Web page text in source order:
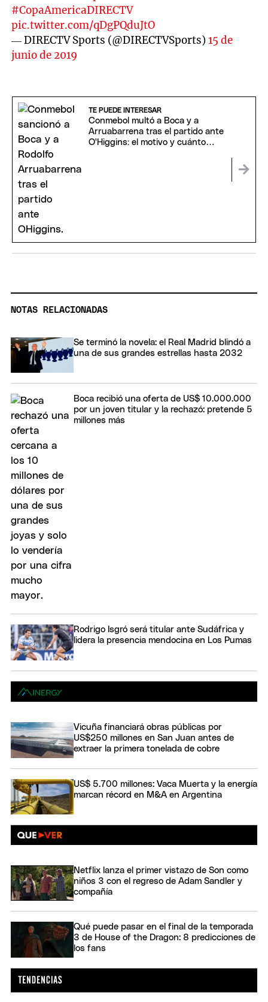
#CopaAmericaDIRECTV
pic.twitter.com/qDgPQduJtO
— DIRECTV Sports (@DIRECTVSports)15 de
junio de 2019
TE PUEDE INTERESAR
Conmebol multó a Boca y a
Arruabarrena tras el partido ante
O'Higgins: el motivo y cuánto
NOTAS RELACIONADAS
Se terminó la novela: el Real Madrid blindó a
una de sus grandes estrellas hasta 2032
Boca recibió una oferta de US$ 10.000.000
por un joven titular y la rechazó: pretende 5
millones más
Rodrigo Isgró será titular ante Sudáfrica y
lidera la presencia mendocina en Los Pumas
Vicuña financiará obras públicas por
US$250 millones en San Juan antes de
extraer la primera tonelada de cobre
US$ 5.700 millones: Vaca Muerta y la energía
marcan récord en M&A en Argentina
Netflix lanza el primer vistazo de Son como
niños 3 con el regreso de Adam Sandler y
compañía
Qué puede pasar en el final de la temporada
3 de House of the Dragon: 8 predicciones de
los fans